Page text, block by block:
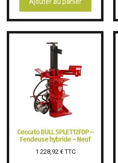
Ceccato BULL SPLET12FDP –
Fendeuse hybride – Neuf
1 228,92 €TTC